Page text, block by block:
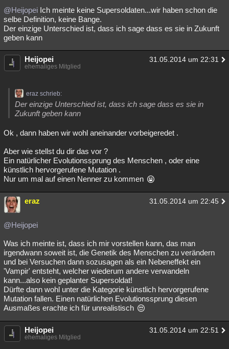
@Heijopei Ich meinte keine Supersoldaten...wir haben schon die
selbe Definition, keine Bange.
Der einzige Unterschied ist, dass ich sage dass es sie in Zukunft
geben kann
Heijopei 31.05.2014 um 22:31
ehemaliges Mitglied
eraz schrieb:
Der einzige Unterschied ist, dass ich sage dass es sie in
Zukunft geben kann
Ok , dann haben wir wohl aneinander vorbeigeredet .
Aber wie stellst du dir das vor ?
Ein natürlicher Evolutionssprung des Menschen , oder eine
künstlich hervorgerufene Mutation .
Nur um mal auf einen Nenner zu kommen
eraz 31.05.2014 um 22:45
@Heijopei
Was ich meinte ist, dass ich mir vorstellen kann, das man
irgendwann soweit ist, die Genetik des Menschen zu verändern
und bei Versuchen dann sozusagen als ein Nebeneffekt ein
'Vampir' entsteht, welcher wiederum andere verwandeln
kann...also kein geplanter Supersoldat!
Dürfte dann wohl unter die Kategorie künstlich hervorgerufene
Mutation fallen. Einen natürlichen Evolutionssprung diesen
Ausmaßes erachte ich für unrealistisch
Heijopei 31.05.2014 um 22:51
ehemaliges Mitglied